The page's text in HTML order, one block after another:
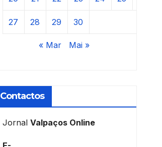
27 28 29 30
« Mar Mai »
Contactos
Jornal Valpaços Online